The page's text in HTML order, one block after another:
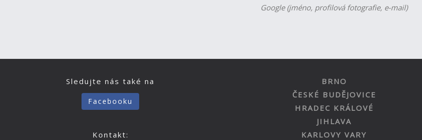
Google (jméno, profilová fotografie, e-mail)
Sledujte nás také na
Facebooku
Kontakt:
BRNO
ČESKÉ BUDĚJOVICE
HRADEC KRÁLOVÉ
JIHLAVA
KARLOVY VARY